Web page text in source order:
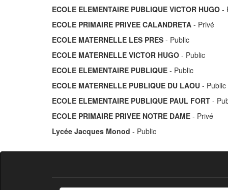
ECOLE ELEMENTAIRE PUBLIQUE VICTOR HUGO -
ECOLE PRIMAIRE PRIVEE CALANDRETA - Privé
ECOLE MATERNELLE LES PRES - Public
ECOLE MATERNELLE VICTOR HUGO - Public
ECOLE ELEMENTAIRE PUBLIQUE - Public
ECOLE MATERNELLE PUBLIQUE DU LAOU - Public
ECOLE ELEMENTAIRE PUBLIQUE PAUL FORT -
ECOLE PRIMAIRE PRIVEE NOTRE DAME - Privé
Lycée Jacques Monod - Public